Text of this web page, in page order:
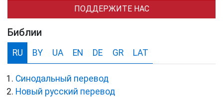
ПОДДЕРЖИТЕ НАС
Библии
RU BY UA EN DE GR LAT
Синодальный перевод
Новый русский перевод